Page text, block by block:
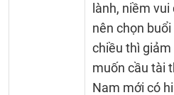
lành, niềm
nên chọn
chiều thì
muốn cầu tài
Nam mới có